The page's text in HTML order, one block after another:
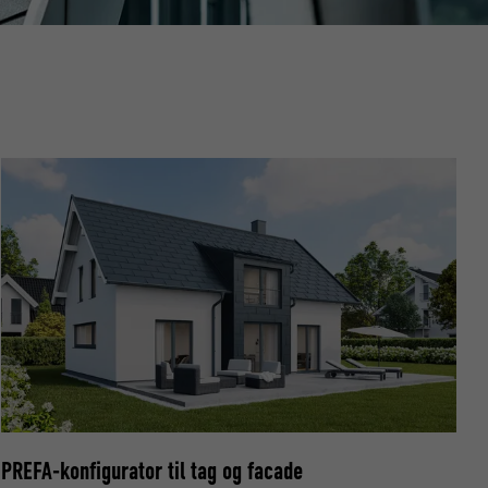
PREFA-konfigurator til tag og facade
os"-